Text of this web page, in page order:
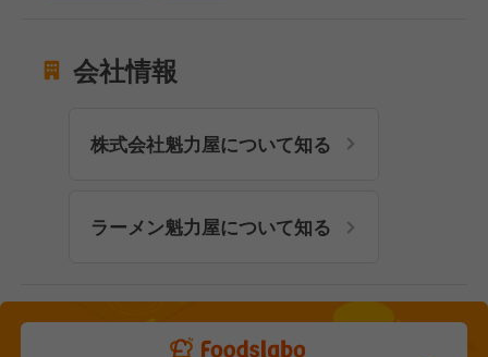
会社情報
株式会社魁力屋について知る
ラーメン魁力屋について知る